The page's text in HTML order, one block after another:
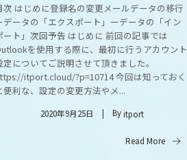
次 はじめに登録名の変更メールデータの移行
データの「エクスポート」ーデータの「イン
ート」次回予告 はじめに 前回の記事では
を使用する際に、最初に行うアカウント
定についてご説明させて頂きました。
itport.cloud/?p=10714 今回は知っておく
便利な、設定の変更方法やメ...
2020年9月25日 Byitport
Read More